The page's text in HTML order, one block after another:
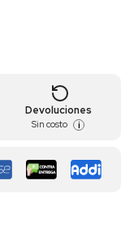
Devoluciones
Sin costo i